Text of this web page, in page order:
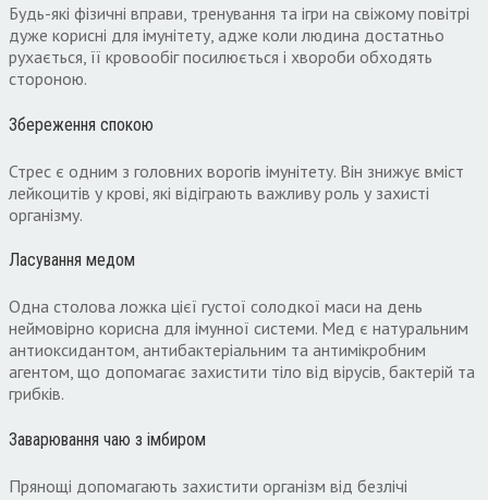
Будь-які фізичні вправи, тренування та ігри на свіжому повітрі
дуже корисні для імунітету, адже коли людина достатньо
рухається, її кровообіг посилюється і хвороби обходять
стороною.
Збереження спокою
Стрес є одним з головних ворогів імунітету. Він знижує вміст
лейкоцитів у крові, які відіграють важливу роль у захисті
організму.
Ласування медом
Одна столова ложка цієї густої солодкої маси на день
неймовірно корисна для імунної системи. Мед є натуральним
антиоксидантом, антибактеріальним та антимікробним
агентом, що допомагає захистити тіло від вірусів, бактерій та
грибків.
Заварювання чаю з імбиром
Прянощі допомагають захистити організм від безлічі